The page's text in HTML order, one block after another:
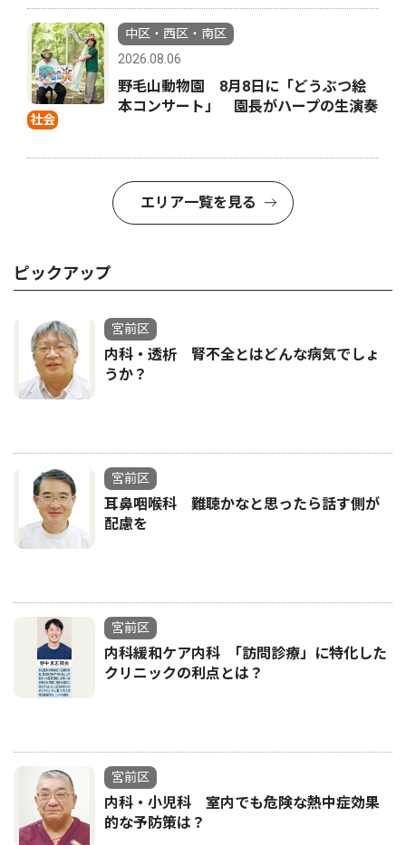
社会
中区・西区・南区
2026.08.06
野毛山動物園 8月8日に「どうぶつ絵
本コンサート」 園長がハープの生演奏
エリア一覧を見る
ピックアップ
宮前区
内科・透析 腎不全とはどんな病気でしょ
うか？
宮前区
耳鼻咽喉科 難聴かなと思ったら話す側が
配慮を
宮前区
内科緩和ケア内科 ｢訪問診療」に特化した
クリニックの利点とは？
宮前区
内科・小児科 室内でも危険な熱中症効果
的な予防策は？